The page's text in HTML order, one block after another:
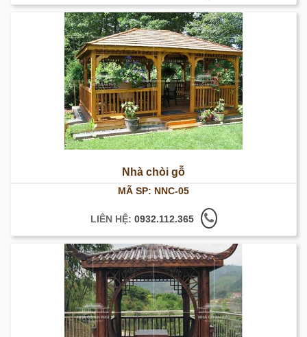
Nhà chòi gỗ
MÃ SP: NNC-05
LIÊN HỆ: 0932.112.365